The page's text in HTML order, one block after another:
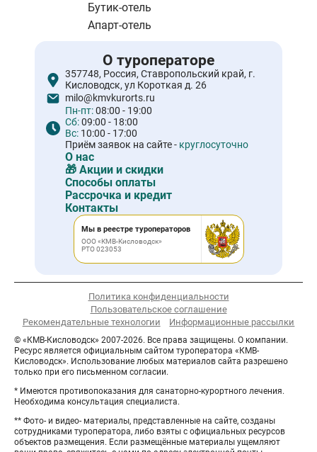
Бутик-отель
Апарт-отель
О туроператоре
357748, Россия, Ставропольский край, г.
Кисловодск, ул Короткая д. 26
milo@kmvkurorts.ru
Пн-пт:08:00 - 19:00
Сб:09:00 - 18:00
Вс: 10:00 - 17:00
Приём заявок на сайте - круглосуточно
О нас
🎁 Акции и скидки
Способы оплаты
Рассрочка и кредит
Контакты
Мы в реестре туроператоров
ООО «КМВ-Кисловодск»
РТО 023053
Политика конфиденциальности
Пользовательское соглашение
Рекомендательные технологии
Информационные рассылки
© «КМВ-Кисловодск» 2007-2026. Все права защищены. О компании.
Ресурс является официальным сайтом туроператора «КМВ-
Кисловодск». Использование любых материалов сайта разрешено
только при его письменном согласии.
* Имеются противопоказания для санаторно-курортного лечения.
Необходима консультация специалиста.
** Фото- и видео- материалы, представленные на сайте, созданы
сотрудниками туроператора, либо взяты с официальных ресурсов
объектов размещения. Если размещённые материалы ущемляют